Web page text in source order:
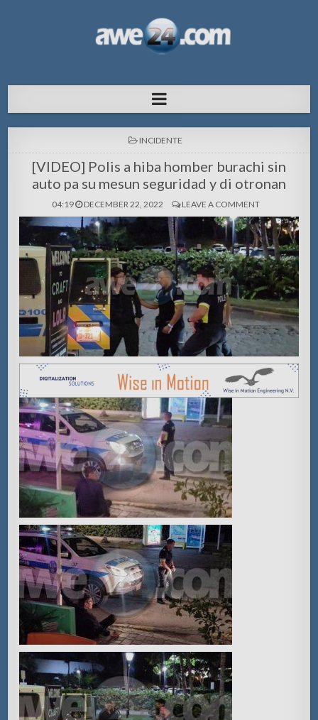
pa Aruba
POSTED
INCIDENTE
[VIDEO] Polis a hiba homber burachi sin
auto pa su mesun seguridad y di otronan
04:19 DECEMBER 22, 2022 LEAVE A COMMENT